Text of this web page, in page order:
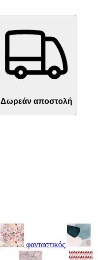
Δωρεάν αποστολή
φανταστικός